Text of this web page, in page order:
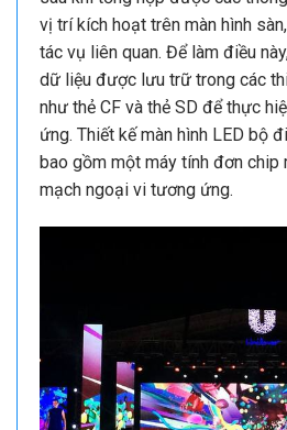
vị trí kích hoạt trên màn hình
tác vụ liên quan. Để làm điều
dữ liệu được lưu trữ trong các
như thẻ CF và thẻ SD để thực
ứng. Thiết kế màn hình LED bộ
bao gồm một máy tính đơn chip
mạch ngoại vi tương ứng.